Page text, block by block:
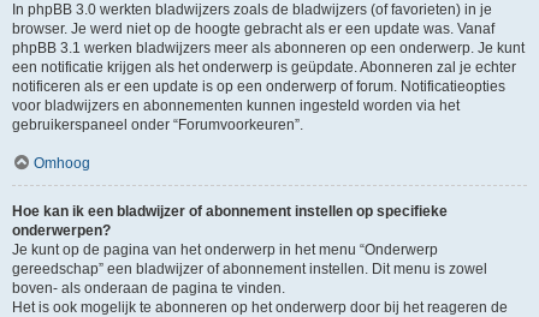
In phpBB 3.0 werkten bladwijzers zoals de bladwijzers (of favorieten) in je
browser. Je werd niet op de hoogte gebracht als er een update was. Vanaf
phpBB 3.1 werken bladwijzers meer als abonneren op een onderwerp. Je kunt
een notificatie krijgen als het onderwerp is geüpdate. Abonneren zal je echter
notificeren als er een update is op een onderwerp of forum. Notificatieopties
voor bladwijzers en abonnementen kunnen ingesteld worden via het
gebruikerspaneel onder “Forumvoorkeuren”.
Omhoog
Hoe kan ik een bladwijzer of abonnement instellen op specifieke
onderwerpen?
Je kunt op de pagina van het onderwerp in het menu “Onderwerp
gereedschap” een bladwijzer of abonnement instellen. Dit menu is zowel
boven- als onderaan de pagina te vinden.
Het is ook mogelijk te abonneren op het onderwerp door bij het reageren de